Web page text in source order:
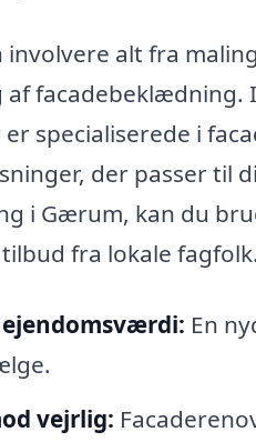
involvere alt fra
af
specialiserede i
der passer til
i Gærum, kan du
fra lokale fagfolk.
En
vejrlig: